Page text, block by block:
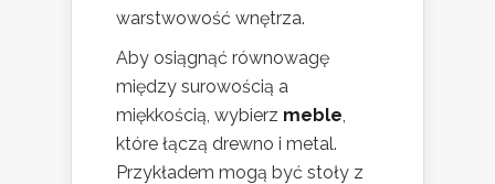
warstwowość wnętrza.
Aby osiągnąć równowagę
między surowością a
miękkością, wybierz meble,
które łączą drewno i metal.
Przykładem mogą być stoły z